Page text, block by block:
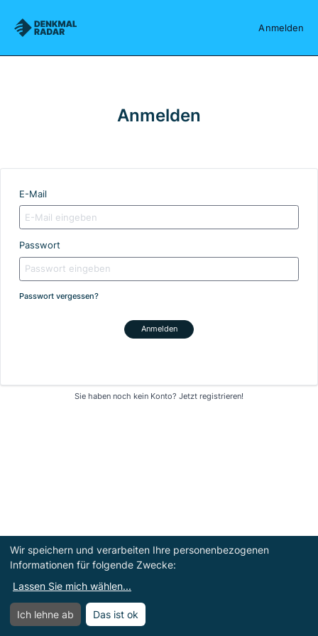
Denkmalradar Anmelden
Menü öffnen
Anmelden
E-Mail
Passwort
Passwort vergessen?
Anmelden
Sie haben noch kein Konto? Jetzt registrieren!
Wir speichern und verarbeiten Ihre personenbezogenen
Informationen für folgende Zwecke:
Lassen Sie mich wählen...
Ich lehne ab Das ist ok